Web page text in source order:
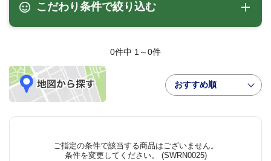
こだわり条件で絞り込む
0件中 1～0件
おすすめ順
ご指定の条件で該当する商品はございません。
条件を変更してください。 (SWRN0025)